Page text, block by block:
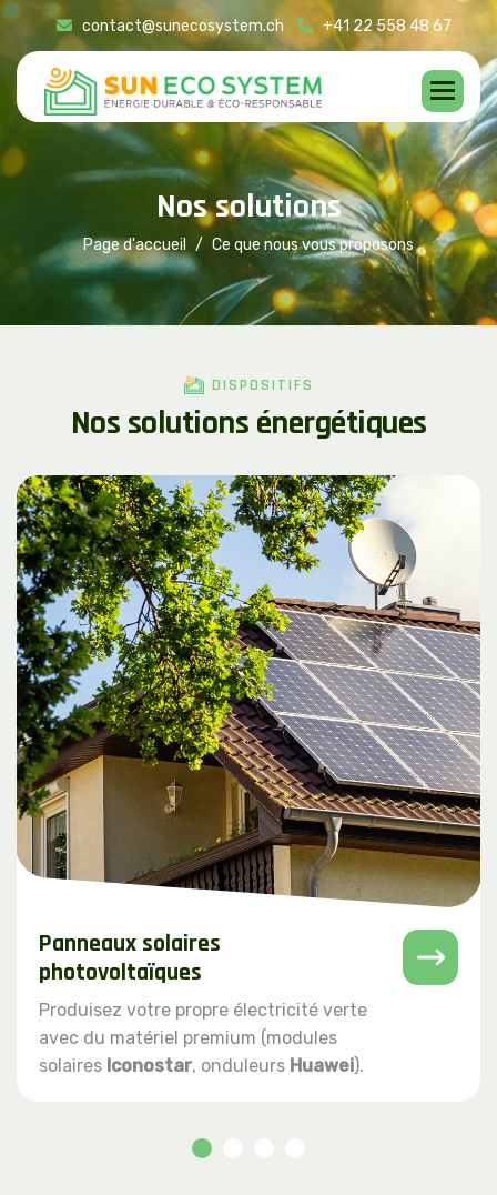
contact@sunecosystem.ch +41 22 558 48 67
Nossolutions
Page d'accueil Ce que nous vous proposons
DISPOSITIFS
Nos solutions énergétiques
Panneaux solaires
photovoltaïques
Produisez votre propre électricité verte
avec du matériel premium (modules
solaires Iconostar, onduleurs Huawei).